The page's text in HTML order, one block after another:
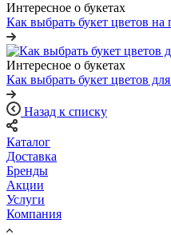
Интересное о букетах
Как выбрать букет цветов на
Интересное о букетах
Как выбрать букет цветов
Назад к списку
Каталог
Доставка
Бренды
Акции
Услуги
Компания